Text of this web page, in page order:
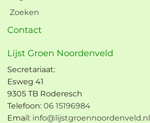
Zoeken
Contact
Lijst Groen Noordenveld
Secretariaat:
Esweg 41
9305 TB Roderesch
Telefoon: 06 15196984
Email: info@lijstgroennoordenveld.nl